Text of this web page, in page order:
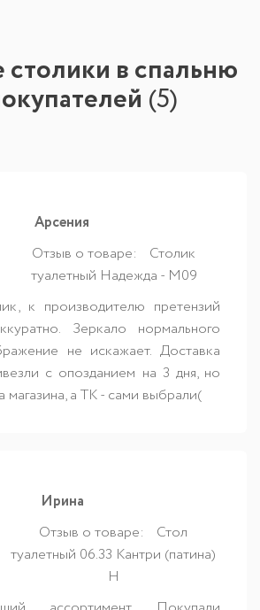
столики в спальню
(5)
Арсения
Отзыв о товаре:
Столик
туалетный Надежда - М09
к производителю претензий
Зеркало нормального
не искажает. Доставка
с опозданием на 3 дня, но
магазина, а ТК - сами выбрали(
Ирина
Отзыв о товаре:
Стол
туалетный 06.33 Кантри (патина)
Н